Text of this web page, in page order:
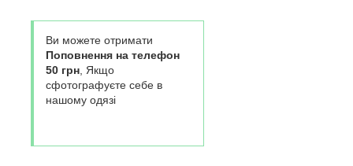
Ви можете отримати
Поповнення на телефон
50 грн, Якщо
сфотографуєте себе в
нашому одязі